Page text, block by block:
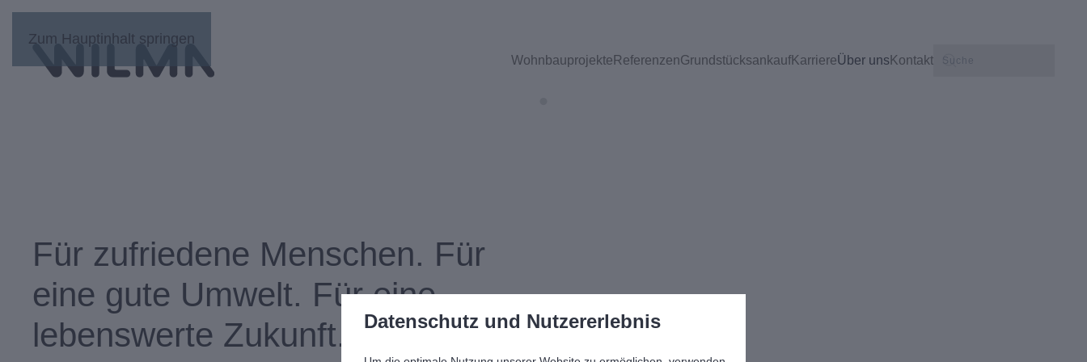
Datenschutz und Nutzererlebnis
Zum Hauptinhalt springen
Wohnbauprojekte ReferenzenGrundstücksankaufKarriereÜber uns Kontakt
Für zufriedene Menschen. Für
eine gute Umwelt. Für eine
lebenswerte Zukunft.